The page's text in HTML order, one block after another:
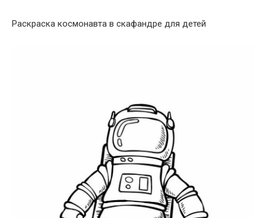
Раскраска космонавта в скафандре для детей